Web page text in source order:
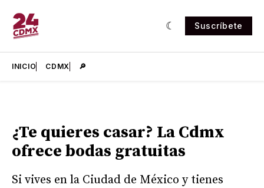
Suscríbete
INICIO CDMX 🔎
¿Te quieres casar? La Cdmx
ofrece bodas gratuitas
Si vives en la Ciudad de México y tienes